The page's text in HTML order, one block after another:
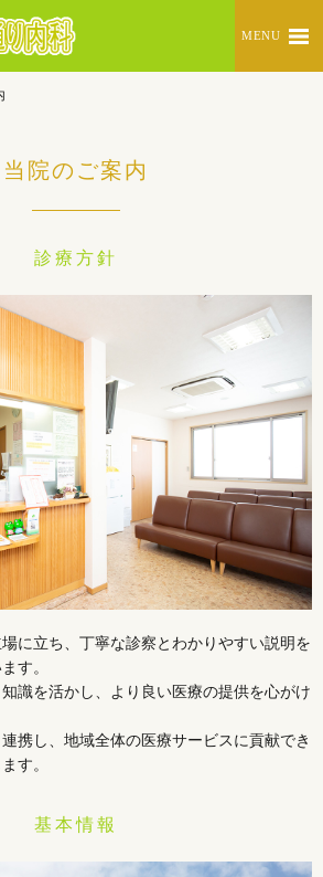
MENU
当院のご案内
診療方針
に立ち、丁寧な診察とわかりやすい説明を
す。
識を活かし、より良い医療の提供を心がけ
携し、地域全体の医療サービスに貢献でき
す。
基本情報